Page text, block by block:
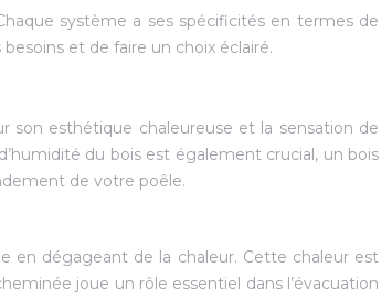
système a ses spécificités en termes de
et de faire un choix éclairé.
son esthétique chaleureuse et la sensation de
du bois est également crucial, un bois
de votre poêle.
en dégageant de la chaleur. Cette chaleur est
joue un rôle essentiel dans l’évacuation